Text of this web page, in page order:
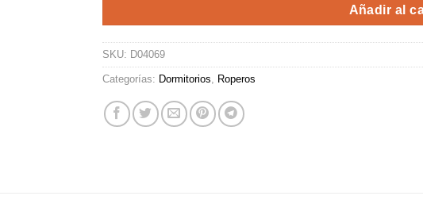
Añadir al
SKU: D04069
Categorías: Dormitorios Roperos